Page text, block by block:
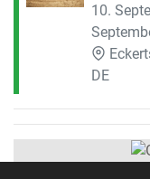
10.
DE